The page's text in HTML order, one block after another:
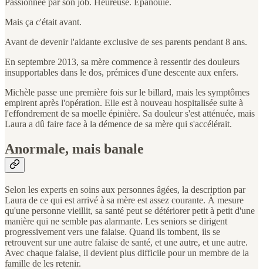
Mais ça c'était avant.
Avant de devenir l'aidante exclusive de ses parents pendant 8 ans.
En septembre 2013, sa mère commence à ressentir des douleurs
insupportables dans le dos, prémices d'une descente aux enfers.
Michèle passe une première fois sur le billard, mais les symptômes
empirent après l'opération. Elle est à nouveau hospitalisée suite à
l'effondrement de sa moelle épinière. Sa douleur s'est atténuée, mais
Laura a dû faire face à la démence de sa mère qui s'accélérait.
Anormale, mais banale
Selon les experts en soins aux personnes âgées, la description par
Laura de ce qui est arrivé à sa mère est assez courante. À mesure
qu'une personne vieillit, sa santé peut se détériorer petit à petit d'une
manière qui ne semble pas alarmante. Les seniors se dirigent
progressivement vers une falaise. Quand ils tombent, ils se
retrouvent sur une autre falaise de santé, et une autre, et une autre.
Avec chaque falaise, il devient plus difficile pour un membre de la
famille de les retenir.